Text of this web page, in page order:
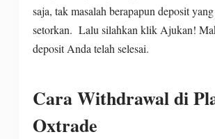
saja, tak masalah berapapun deposit
setorkan. Lalu silahkan klik Ajukan!
deposit Anda telah selesai.
Cara Withdrawal di
Oxtrade